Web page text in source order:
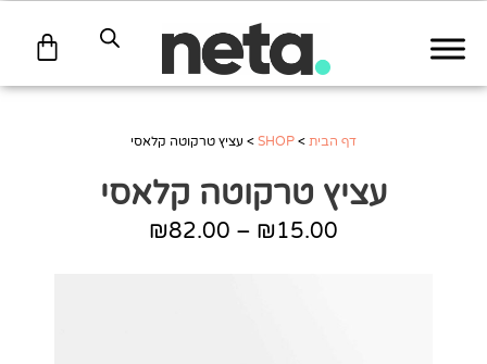
דף הבית >
SHOP
> עציץ טרקוטה קלאסי
עציץ טרקוטה קלאסי
₪15.00
–
₪82.00